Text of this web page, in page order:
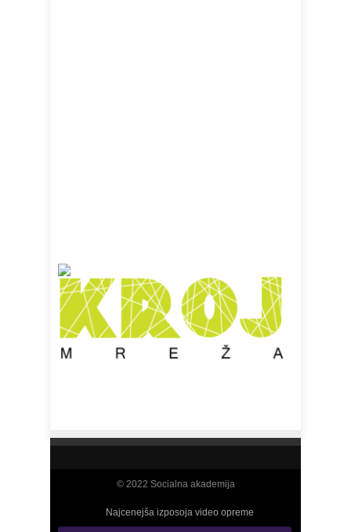
© 2022 Socialna akademija
Najcenejša izposoja video opreme